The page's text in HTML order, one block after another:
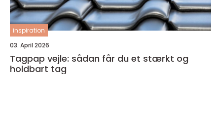
inspiration
03. April 2026
Tagpap vejle: sådan får du et stærkt og
holdbart tag